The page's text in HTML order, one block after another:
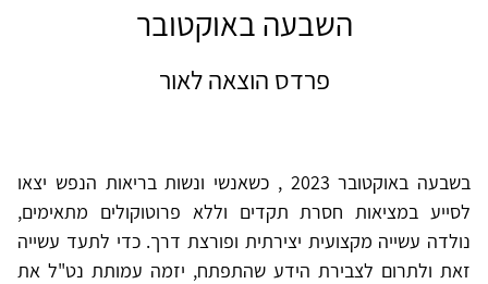
השבעה באוקטובר
פרדס הוצאה לאור
בשבעה באוקטובר 2023 , כשאנשי ונשות בריאות הנפש יצאו
לסייע במציאות חסרת תקדים וללא פרוטוקולים מתאימים,
נולדה עשייה מקצועית יצירתית ופורצת דרך. כדי לתעד עשייה
זאת ולתרום לצבירת הידע שהתפתח, יזמה עמותת נט"ל את